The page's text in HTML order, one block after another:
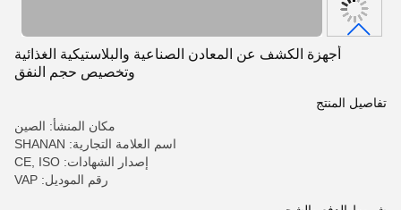
أجهزة الكشف عن المعادن الصناعية والبلاستيكية الغذائية
وتخصيص حجم النفق
تفاصيل المنتج
مكان المنشأ: الصين
اسم العلامة التجارية: SHANAN
إصدار الشهادات: CE, ISO
رقم الموديل: VAP